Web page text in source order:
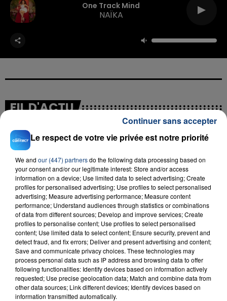
One Track Mind
NAÏKA
FIL D'ACTU
23 juillet 2026
INCENDIE MORTEL À LENS : UNE FEMME ET
SON BÉBÉ ENTRE LA VIE ET LA...
Un homme s'est immolé par le feu après avoir
aspergé sa compagne et leur bébé de trois mois
d'un liquide inflammable.
Le respect de votre vie privée est notre priorité
We and our (447) partnersdo the following data processing based on
your consent and/or our legitimate interest: Store and/or access
information on a device; Use limited data to select advertising; Create
profiles for personalised advertising; Use profiles to select personalised
advertising; Measure advertising performance; Measure content
performance; Understand audiences through statistics or combinations
of data from different sources; Develop and improve services; Create
profiles to personalise content; Use profiles to select personalised
content; Use limited data to select content; Ensure security, prevent and
detect fraud, and fix errors; Deliver and present advertising and content;
Save and communicate privacy choices. These technologies may
process personal data such as IP address and browsing data to offer
following functionalities: Identify devices based on information actively
requested; Use precise geolocation data; Match and combine data from
other data sources; Link different devices; Identify devices based on
information transmitted automatically.
Continuer sans accepter